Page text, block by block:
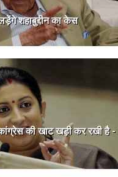
शहाबुद्दीन का केस
की खाट खड़ी कर रखी है -